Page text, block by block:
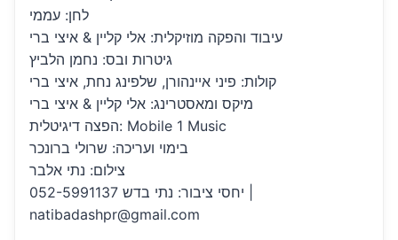
לחן: עממי
עיבוד והפקה מוזיקלית: אלי קליין & איצי ברי
גיטרות ובס: נחמן הלביץ
קולות: פיני איינהורן, שלפינג נחת, איצי ברי
מיקס ומאסטרינג: אלי קליין & איצי ברי
הפצה דיגיטלית: Mobile 1 Music
בימוי ועריכה: שרולי ברונכר
צילום: נתי אלבר
יחסי ציבור: נתי בדש 052-5991137 |
natibadashpr@gmail.com